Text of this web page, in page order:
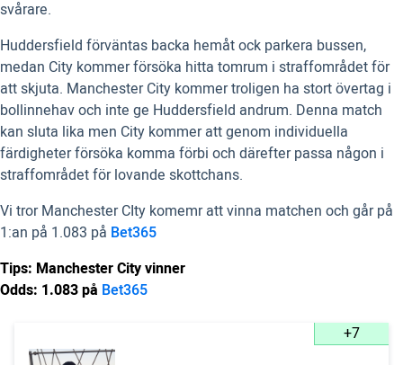
svårare.
Huddersfield förväntas backa hemåt ock parkera bussen,
medan City kommer försöka hitta tomrum i straffområdet för
att skjuta. Manchester City kommer troligen ha stort övertag i
bollinnehav och inte ge Huddersfield andrum. Denna match
kan sluta lika men City kommer att genom individuella
färdigheter försöka komma förbi och därefter passa någon i
straffområdet för lovande skottchans.
Vi tror Manchester CIty komemr att vinna matchen och går på
1:an på 1.083 på Bet365
Tips: Manchester City vinner
Odds: 1.083 på Bet365
+7